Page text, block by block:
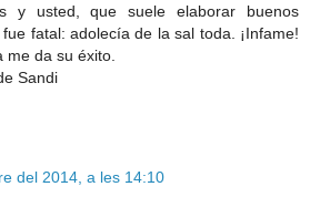
y usted, que suele elaborar buenos
fatal: adolecía de la sal toda. ¡Infame!
me da su éxito.
Sandi
del 2014, a les 14:10